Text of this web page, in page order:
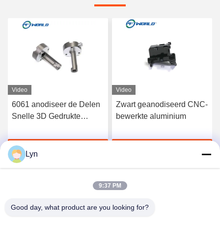
Video
Zwart geanodiseerd CNC-
bewerkte aluminium
Video
CNC van de de
Lasergravure van het
Aluminiumdienst die
Lyn
9:37 PM
Good day, what product are you looking for?